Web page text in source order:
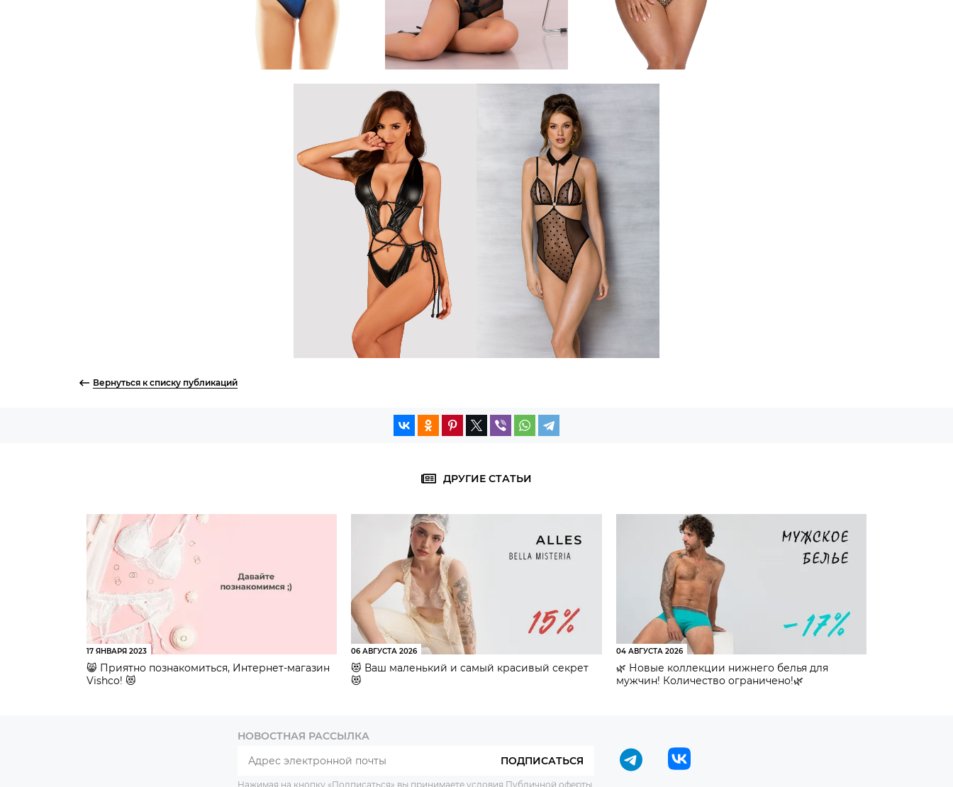
Вернуться к списку публикаций
ДРУГИЕ СТАТЬИ
17 ЯНВАРЯ 2023
😸 Приятно познакомиться, Интернет-магазин
Vishco! 😻
06 АВГУСТА 2026
😻 Ваш маленький и самый красивый секрет
😻
04 АВГУСТА 2026
🌿 Новые коллекции нижнего белья для
мужчин! Количество ограничено!🌿
НОВОСТНАЯ РАССЫЛКА
ПОДПИСАТЬСЯ
Нажимая на кнопку «Подписаться» вы принимаете условия Публичной оферты